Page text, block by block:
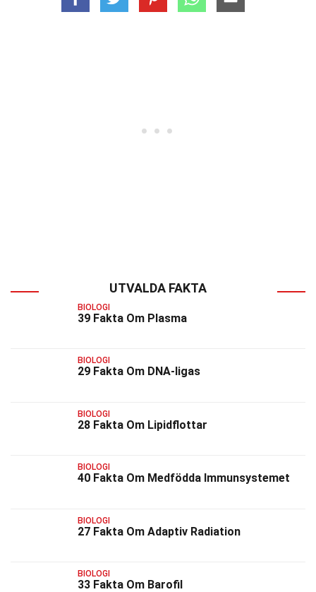
UTVALDA FAKTA
BIOLOGI
39 Fakta Om Plasma
BIOLOGI
29 Fakta Om DNA-ligas
BIOLOGI
28 Fakta Om Lipidflottar
BIOLOGI
40 Fakta Om Medfödda Immunsystemet
BIOLOGI
27 Fakta Om Adaptiv Radiation
BIOLOGI
33 Fakta Om Barofil